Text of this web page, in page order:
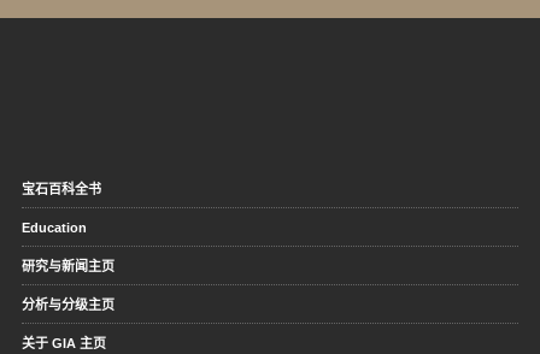
宝石百科全书
Education
研究与新闻主页
分析与分级主页
关于 GIA 主页